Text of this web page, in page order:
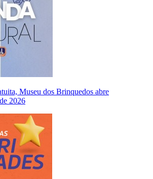
Museu dos Brinquedos abre
2026